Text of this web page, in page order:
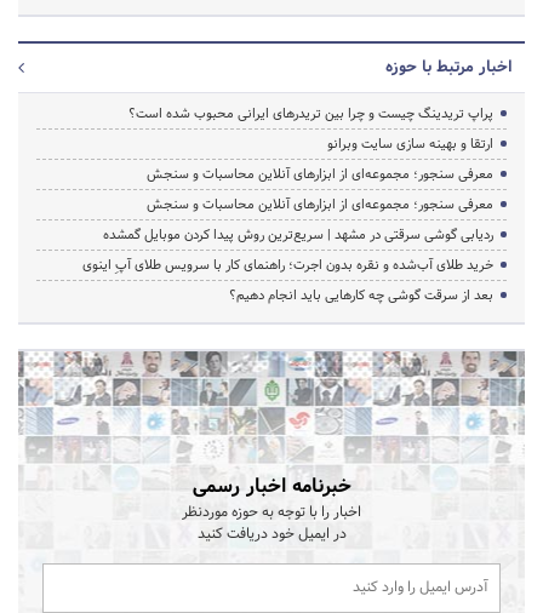
اخبار مرتبط با حوزه
پراپ تریدینگ چیست و چرا بین تریدرهای ایرانی محبوب شده است؟
ارتقا و بهینه سازی سایت وبرانو
معرفی سنجور؛ مجموعه‌ای از ابزارهای آنلاین محاسبات و سنجش
معرفی سنجور؛ مجموعه‌ای از ابزارهای آنلاین محاسبات و سنجش
ردیابی گوشی سرقتی در مشهد | سریع‌ترین روش پیدا کردن موبایل گمشده
خرید طلای آب‌شده و نقره بدون اجرت؛ راهنمای کار با سرویس طلای آپِ اینوی
بعد از سرقت گوشی چه کارهایی باید انجام دهیم؟
خبرنامه اخبار رسمی
اخبار را با توجه به حوزه موردنظر
در ایمیل خود دریافت کنید